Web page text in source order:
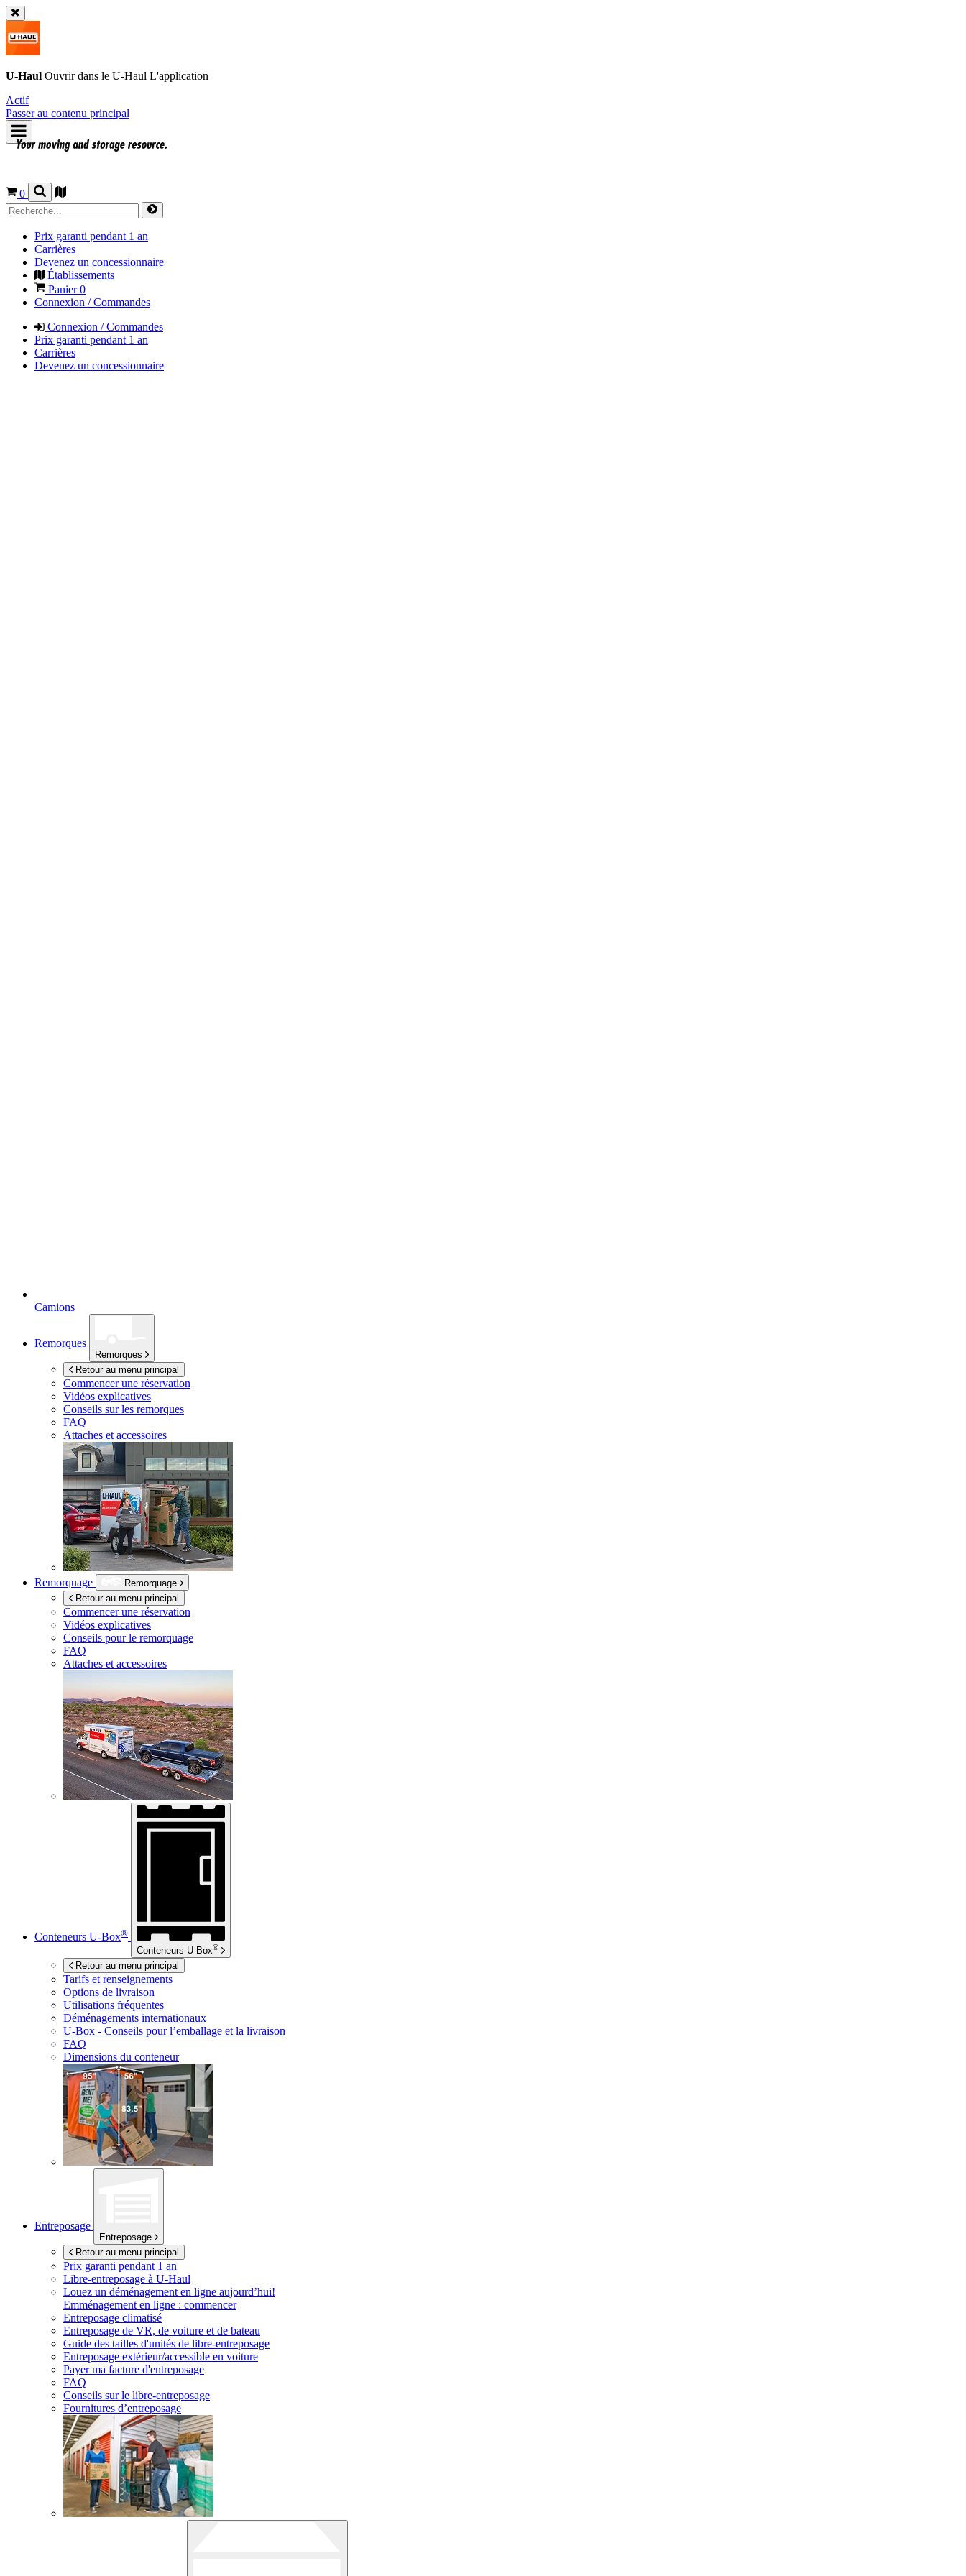
U-Haul Ouvrir dans le U-Haul L'application
Actif
Passer au contenu principal
0
Prix garanti pendant 1 an
Carrières
Devenez un concessionnaire
Établissements
Panier0
Connexion / Commandes
Connexion / Commandes
Prix garanti pendant 1 an
Carrières
Devenez un concessionnaire
Camions
Remorques
Remorques
Retour au menu principal
Commencer une réservation
Vidéos explicatives
Conseils sur les remorques
FAQ
Attaches et accessoires
Remorquage
Remorquage
Retour au menu principal
Commencer une réservation
Vidéos explicatives
Conseils pour le remorquage
FAQ
Attaches et accessoires
Conteneurs U-Box®
Conteneurs U-Box®
Retour au menu principal
Tarifs et renseignements
Options de livraison
Utilisations fréquentes
Déménagements internationaux
U-Box - Conseils pour l’emballage et la livraison
FAQ
Dimensions du conteneur
Entreposage
Entreposage
Retour au menu principal
Prix garanti pendant 1 an
Libre-entreposage à U-Haul
Louez un déménagement en ligne aujourd’hui!
Emménagement en ligne : commencer
Entreposage climatisé
Entreposage de VR, de voiture et de bateau
Guide des tailles d'unités de libre-entreposage
Entreposage extérieur/accessible en voiture
Payer ma facture d'entreposage
FAQ
Conseils sur le libre-entreposage
Fournitures d’entreposage